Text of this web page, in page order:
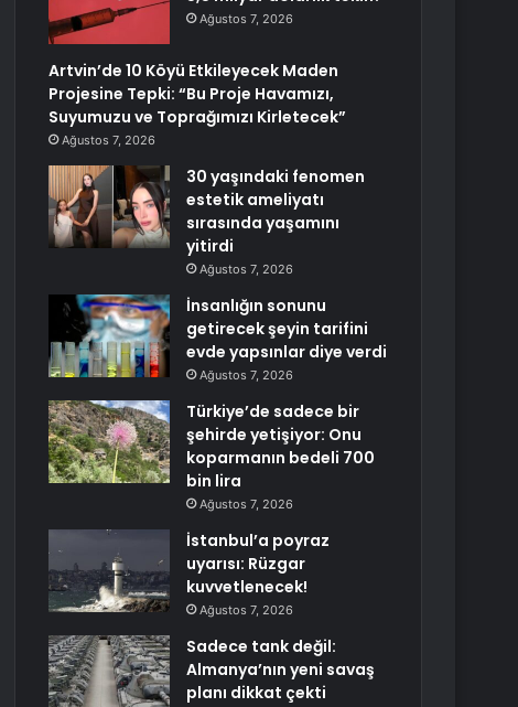
Ağustos 7, 2026
Artvin’de 10 Köyü Etkileyecek Maden
Projesine Tepki: “Bu Proje Havamızı,
Suyumuzu ve Toprağımızı Kirletecek”
Ağustos 7, 2026
30 yaşındaki fenomen
estetik ameliyatı
sırasında yaşamını
yitirdi
Ağustos 7, 2026
İnsanlığın sonunu
getirecek şeyin tarifini
evde yapsınlar diye verdi
Ağustos 7, 2026
Türkiye’de sadece bir
şehirde yetişiyor: Onu
koparmanın bedeli 700
bin lira
Ağustos 7, 2026
İstanbul’a poyraz
uyarısı: Rüzgar
kuvvetlenecek!
Ağustos 7, 2026
Sadece tank değil:
Almanya’nın yeni savaş
planı dikkat çekti